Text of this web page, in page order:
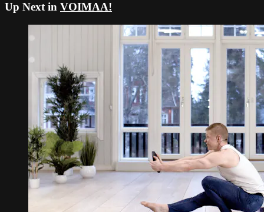
Up Next in VOIMAA!